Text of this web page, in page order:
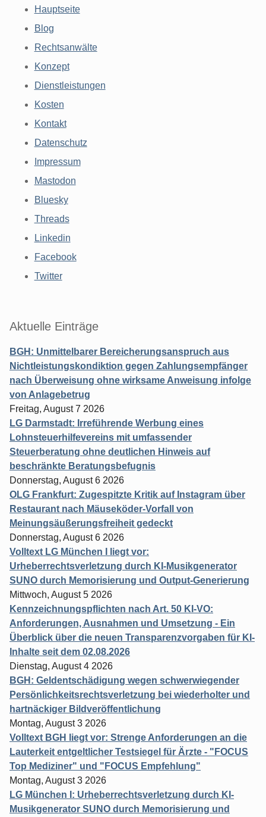
Hauptseite
Blog
Rechtsanwälte
Konzept
Dienstleistungen
Kosten
Kontakt
Datenschutz
Impressum
Mastodon
Bluesky
Threads
Linkedin
Facebook
Twitter
Aktuelle Einträge
BGH: Unmittelbarer Bereicherungsanspruch aus
Nichtleistungskondiktion gegen Zahlungsempfänger
nach Überweisung ohne wirksame Anweisung infolge
von Anlagebetrug
Freitag, August 7 2026
LG Darmstadt: Irreführende Werbung eines
Lohnsteuerhilfevereins mit umfassender
Steuerberatung ohne deutlichen Hinweis auf
beschränkte Beratungsbefugnis
Donnerstag, August 6 2026
OLG Frankfurt: Zugespitzte Kritik auf Instagram über
Restaurant nach Mäuseköder-Vorfall von
Meinungsäußerungsfreiheit gedeckt
Donnerstag, August 6 2026
Volltext LG München I liegt vor:
Urheberrechtsverletzung durch KI-Musikgenerator
SUNO durch Memorisierung und Output-Generierung
Mittwoch, August 5 2026
Kennzeichnungspflichten nach Art. 50 KI-VO:
Anforderungen, Ausnahmen und Umsetzung - Ein
Überblick über die neuen Transparenzvorgaben für KI-
Inhalte seit dem 02.08.2026
Dienstag, August 4 2026
BGH: Geldentschädigung wegen schwerwiegender
Persönlichkeitsrechtsverletzung bei wiederholter und
hartnäckiger Bildveröffentlichung
Montag, August 3 2026
Volltext BGH liegt vor: Strenge Anforderungen an die
Lauterkeit entgeltlicher Testsiegel für Ärzte - "FOCUS
Top Mediziner" und "FOCUS Empfehlung"
Montag, August 3 2026
LG München I: Urheberrechtsverletzung durch KI-
Musikgenerator SUNO durch Memorisierung und